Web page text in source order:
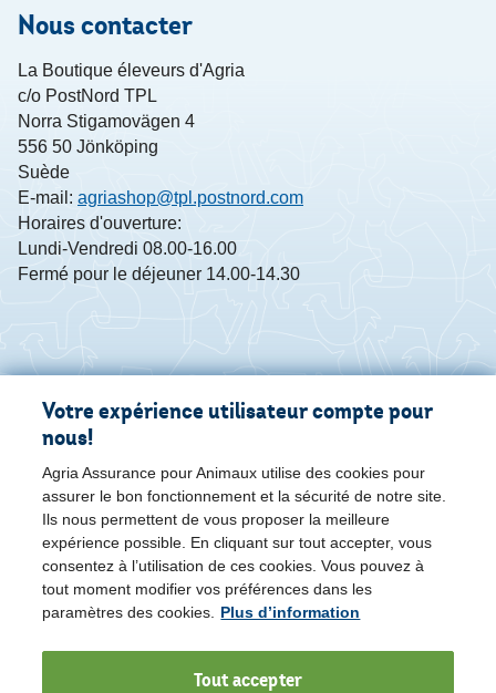
Nous contacter
La Boutique éleveurs d'Agria
c/o PostNord TPL
Norra Stigamovägen 4
556 50 Jönköping
Suède
E-mail: agriashop@tpl.postnord.com
Horaires d'ouverture:
Lundi-Vendredi 08.00-16.00
Fermé pour le déjeuner 14.00-14.30
Votre expérience utilisateur compte pour
nous!
Agria Assurance pour Animaux utilise des cookies pour
assurer le bon fonctionnement et la sécurité de notre site.
Ils nous permettent de vous proposer la meilleure
expérience possible. En cliquant sur tout accepter, vous
consentez à l’utilisation de ces cookies. Vous pouvez à
tout moment modifier vos préférences dans les
paramètres des cookies.
Plus d’information
Tout accepter